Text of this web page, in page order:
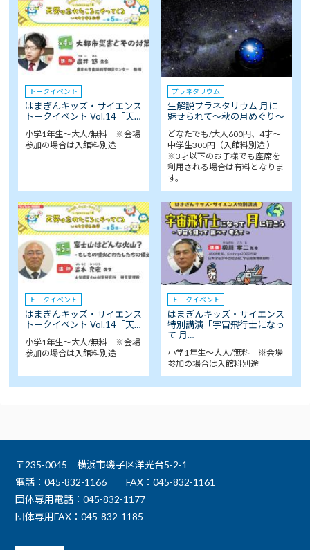
トークイベント
はまぎんキッズ・サイエンス
トークイベント Vol.14「天…
小学1年生～大人/無料 ※会場
参加の場合は入館料別途
プラネタリウム
生解説プラネタリウム 月に
魅せられて～秋の月めぐり～
どなたでも/大人600円、4才～
中学生300円（入館料別途 ）
※3才以下のお子様でも座席を
利用される場合は有料となりま
す。
トークイベント
はまぎんキッズ・サイエンス
トークイベント Vol.14「天…
小学1年生～大人/無料 ※会場
参加の場合は入館料別途
トークイベント
はまぎんキッズ・サイエンス
特別講演「宇宙飛行士になっ
て 月…
小学1年生～大人/無料 ※会場
参加の場合は入館料別途
〒235-0045 横浜市磯子区洋光台5-2-1
電話：045-832-1166
FAX：045-832-1161
団体専用電話：045-832-1177
団体専用FAX：045-832-1185